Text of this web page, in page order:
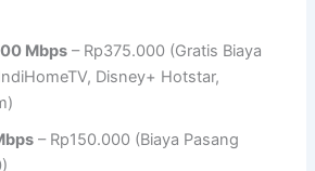
Mbps – Rp375.000 (Gratis Biaya
Disney+ Hotstar,
– Rp150.000 (Biaya Pasang